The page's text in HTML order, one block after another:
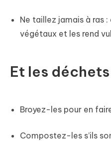
Ne taillez jamais à ras
végétaux et les rend
Et les
Broyez-les pour en
Compostez-les s’ils